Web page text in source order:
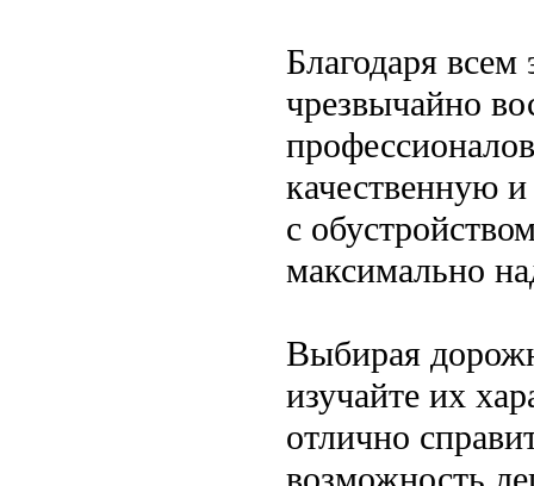
Благодаря
чрезвычайно
качественную
с
максимально
Выбирая
изучайте их
отлично